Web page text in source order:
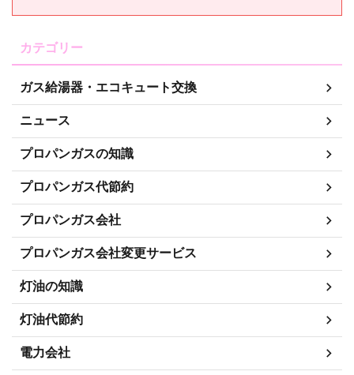
カテゴリー
ガス給湯器・エコキュート交換
ニュース
プロパンガスの知識
プロパンガス代節約
プロパンガス会社
プロパンガス会社変更サービス
灯油の知識
灯油代節約
電力会社